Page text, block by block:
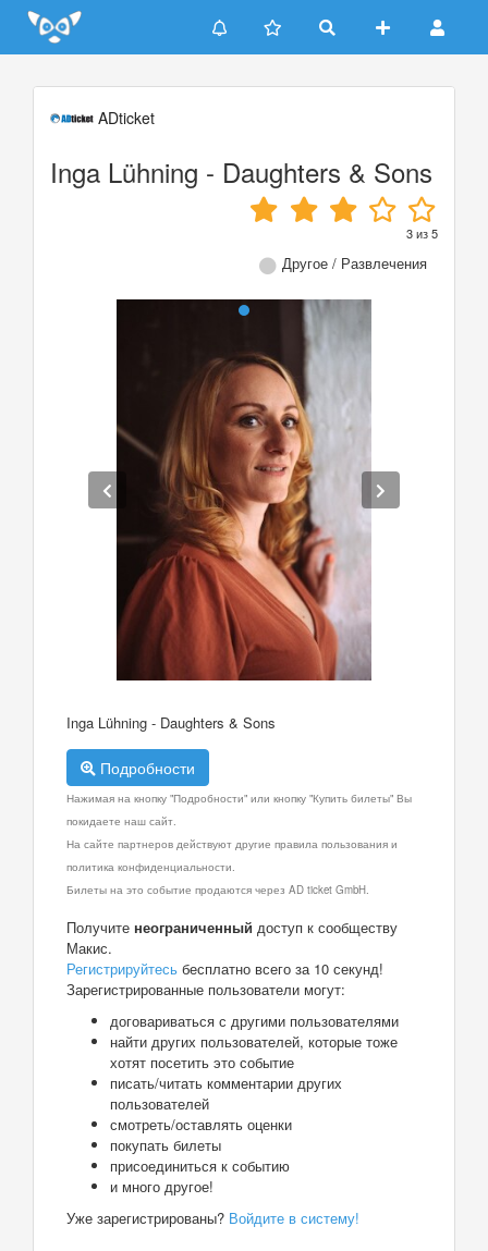
Update cookies preferences
ADticket
Inga Lühning - Daughters & Sons
3из5
Другое / Развлечения
Inga Lühning - Daughters & Sons
Подробности
Нажимая на кнопку "Подробности" или кнопку "Купить билеты" Вы
покидаете наш сайт.
На сайте партнеров действуют другие правила пользования и
политика конфиденциальности.
Билеты на это событие продаются через AD ticket GmbH.
Получите неограниченный доступ к сообществу
Макис.
Регистрируйтесь бесплатно всего за 10 секунд!
Зарегистрированные пользователи могут:
договариваться с другими пользователями
найти других пользователей, которые тоже
хотят посетить это событие
писать/читать комментарии других
пользователей
смотреть/оставлять оценки
покупать билеты
присоединиться к событию
и много другое!
Уже зарегистрированы? Войдите в систему!